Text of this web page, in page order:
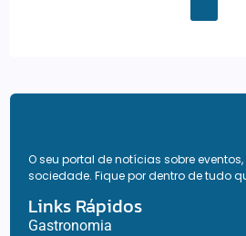
O seu portal de notícias sobre
sociedade. Fique por dentro de tudo
Links Rápidos
Gastronomia